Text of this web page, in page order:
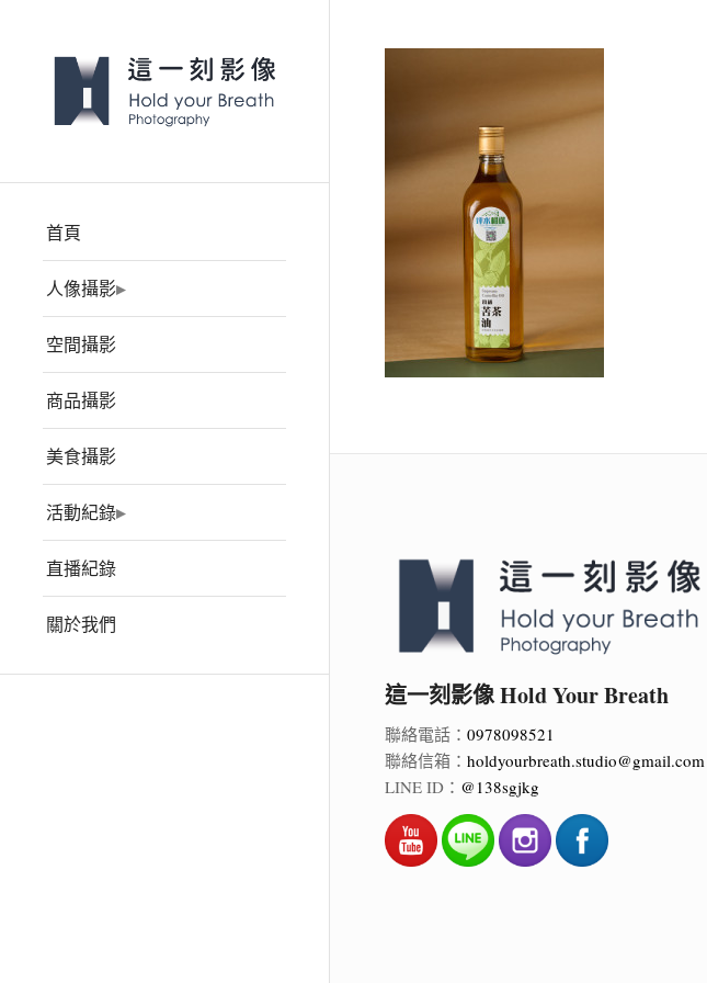
首頁
人像攝影
空間攝影
商品攝影
美食攝影
活動紀錄
直播紀錄
關於我們
這一刻影像 Hold Your Breath
聯絡電話： 0978098521
聯絡信箱： holdyourbreath.studio@gmail.com
LINE ID： @138sgjkg